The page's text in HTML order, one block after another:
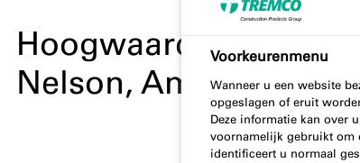
Hoogwaardige
Nelson, Amsterdam
Voorkeurenmenu
Wanneer u een website
opgeslagen of eruit
Deze informatie kan over
voornamelijk gebruikt om
identificeert u normaal